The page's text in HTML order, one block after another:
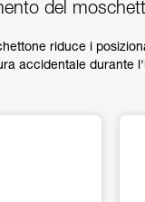
del
riduce i
accidentale durante